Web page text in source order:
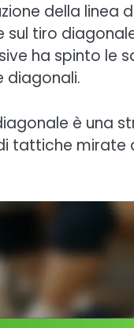
della linea
tiro
ha spinto
diagonali.
è una
tattiche mirate